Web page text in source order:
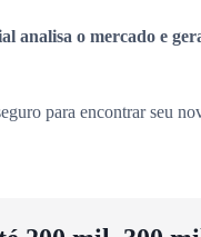
analisa o mercado e
para encontrar seu